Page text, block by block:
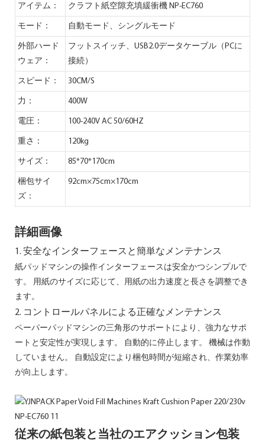
アイテム： クラフト紙空隙充填緩衝機 NP-EC760
モード： 自動モード、シングルモード
外部ハード
ウェア：
フットスイッチ、USB2.0データケーブル（PCに
接続）
スピード： 30CM/S
力： 400W
電圧： 100-240V AC 50/60HZ
重さ： 120kg
サイズ： 85*70*170cm
梱包サイ
ズ：
92cm×75cm×170cm
詳細画像
1. 安全なインターフェースと簡単なメンテナンス
紙パッドマシンの操作インターフェースは安全かつシンプルで
す。 用紙のサイズに応じて、用紙の出力速度と長さを調整でき
ます。
2. コントロールパネルによる正確なメンテナンス
ペーパーパッドマシンの三角形のサポートにより、強力なサポ
ートと安定性が実現します。 自動的に停止します。 機械は作動
していません。 自動設定により梱包時間が短縮され、作業効率
が向上します。
従来の紙包装と当社のエアクッション包装